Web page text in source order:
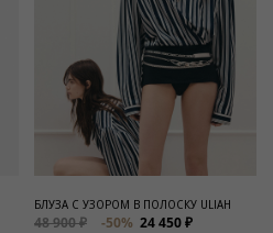
БЛУЗА С УЗОРОМ В ПОЛОСКУ ULIAH
48 900 ₽ -50% 24 450 ₽